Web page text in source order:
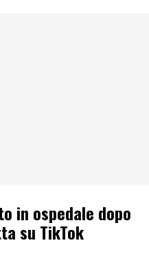
in ospedale dopo
su TikTok